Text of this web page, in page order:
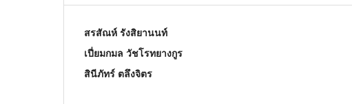
สรสัณห์ รังสิยานนท์
เปี่ยมกมล วัชโรทยางกูร
สินีภัทร์ ตลึงจิตร